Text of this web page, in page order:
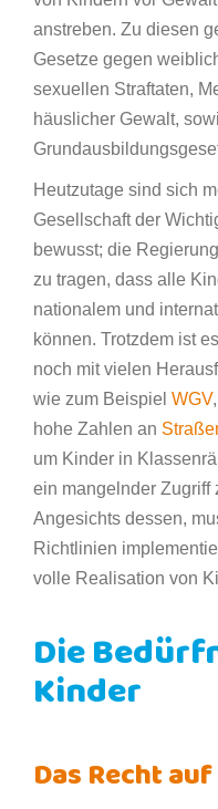
anstreben. Zu diesen
Gesetze gegen
sexuellen Straftaten,
häuslicher Gewalt,
Heutzutage sind sich
Gesellschaft der
bewusst; die
zu tragen, dass alle
nationalem und
können. Trotzdem ist
noch mit vielen
wie zum Beispiel WGV,
hohe Zahlen an
um Kinder in
ein mangelnder Zugriff
Angesichts dessen,
Richtlinien
volle Realisation von
Die
Kinder
Das Recht